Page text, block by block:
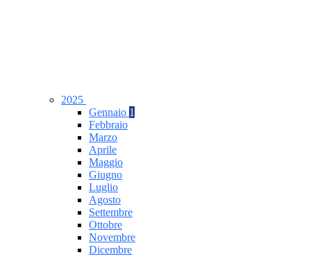
2025
Gennaio 1
Febbraio
Marzo
Aprile
Maggio
Giugno
Luglio
Agosto
Settembre
Ottobre
Novembre
Dicembre